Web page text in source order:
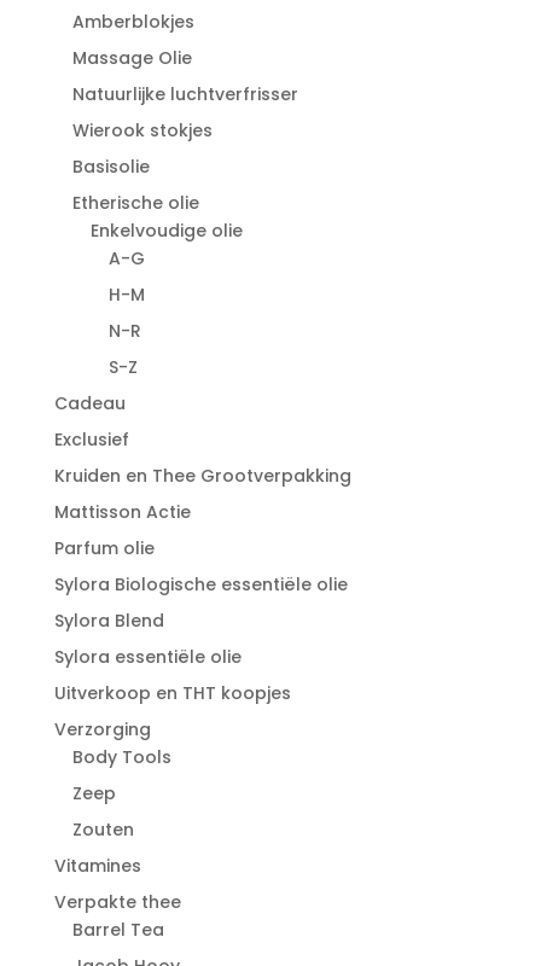
Amberblokjes
Massage Olie
Natuurlijke luchtverfrisser
Wierook stokjes
Basisolie
Etherische olie
Enkelvoudige olie
A-G
H-M
N-R
S-Z
Cadeau
Exclusief
Kruiden en Thee Grootverpakking
Mattisson Actie
Parfum olie
Sylora Biologische essentiële olie
Sylora Blend
Sylora essentiële olie
Uitverkoop en THT koopjes
Verzorging
Body Tools
Zeep
Zouten
Vitamines
Verpakte thee
Barrel Tea